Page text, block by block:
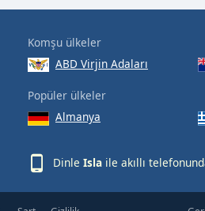
Komşu ülkeler
ABD Virjin Adaları
Popüler ülkeler
Almanya
Dinle Isla ile akıllı